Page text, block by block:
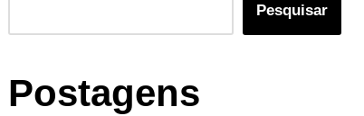
Pesquisar
Postagens